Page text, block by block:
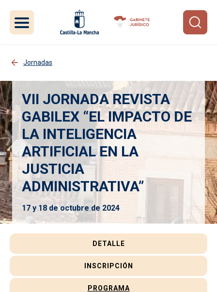
Jornadas
VII JORNADA REVISTA
GABILEX “EL IMPACTO DE
LA INTELIGENCIA
ARTIFICIAL EN LA
JUSTICIA
ADMINISTRATIVA”
17 y 18 de octubre de 2024
Jornada
DETALLE
INSCRIPCIÓN
PROGRAMA